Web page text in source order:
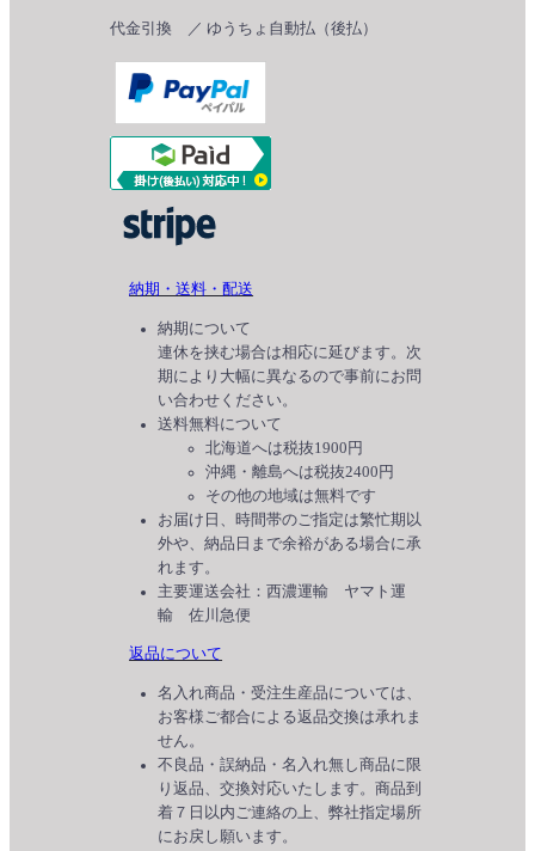
代金引換 ／ ゆうちょ自動払（後払）
納期・送料・配送
納期について
連休を挟む場合は相応に延びます。次
期により大幅に異なるので事前にお問
い合わせください。
送料無料について
北海道へは税抜1900円
沖縄・離島へは税抜2400円
その他の地域は無料です
お届け日、時間帯のご指定は繁忙期以
外や、納品日まで余裕がある場合に承
れます。
主要運送会社：西濃運輸 ヤマト運
輸 佐川急便
返品について
名入れ商品・受注生産品については、
お客様ご都合による返品交換は承れま
せん。
不良品・誤納品・名入れ無し商品に限
り返品、交換対応いたします。商品到
着７日以内ご連絡の上、弊社指定場所
にお戻し願います。